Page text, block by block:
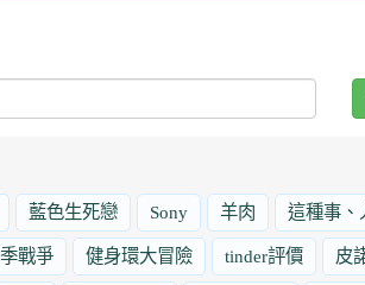
藍色生死戀 Sony 羊肉 這種事、
戰爭 健身環大冒險 tinder評價 皮